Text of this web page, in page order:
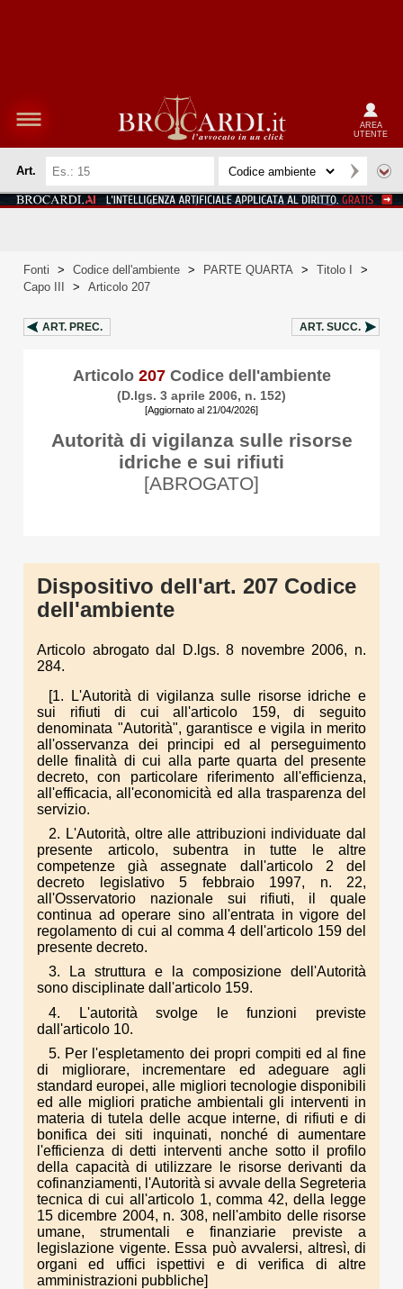
AREA
UTENTE
Art.
Fonti > Codice dell'ambiente > PARTE QUARTA > Titolo I
>
Capo III
> Articolo 207
ART. PREC. ART. SUCC.
Articolo 207Codice dell'ambiente
(D.lgs. 3 aprile 2006, n. 152)
[Aggiornato al 21/04/2026]
Autorità di vigilanza sulle risorse
idriche e sui rifiuti
[ABROGATO]
Dispositivo dell'art. 207 Codice
dell'ambiente
Articolo abrogato dal D.lgs. 8 novembre 2006, n.
284.
[1. L'Autorità di vigilanza sulle risorse idriche e
sui rifiuti di cui all'articolo 159, di seguito
denominata "Autorità", garantisce e vigila in merito
all'osservanza dei principi ed al perseguimento
delle finalità di cui alla parte quarta del presente
decreto, con particolare riferimento all'efficienza,
all'efficacia, all'economicità ed alla trasparenza del
servizio.
2. L'Autorità, oltre alle attribuzioni individuate dal
presente articolo, subentra in tutte le altre
competenze già assegnate dall'articolo 2 del
decreto legislativo 5 febbraio 1997, n. 22,
all'Osservatorio nazionale sui rifiuti, il quale
continua ad operare sino all'entrata in vigore del
regolamento di cui al comma 4 dell'articolo 159 del
presente decreto.
3. La struttura e la composizione dell'Autorità
sono disciplinate dall'articolo 159.
4. L'autorità svolge le funzioni previste
dall'articolo 10.
5. Per l'espletamento dei propri compiti ed al fine
di migliorare, incrementare ed adeguare agli
standard europei, alle migliori tecnologie disponibili
ed alle migliori pratiche ambientali gli interventi in
materia di tutela delle acque interne, di rifiuti e di
bonifica dei siti inquinati, nonché di aumentare
l'efficienza di detti interventi anche sotto il profilo
della capacità di utilizzare le risorse derivanti da
cofinanziamenti, l'Autorità si avvale della Segreteria
tecnica di cui all'articolo 1, comma 42, della legge
15 dicembre 2004, n. 308, nell'ambito delle risorse
umane, strumentali e finanziarie previste a
legislazione vigente. Essa può avvalersi, altresì, di
organi ed uffici ispettivi e di verifica di altre
amministrazioni pubbliche]